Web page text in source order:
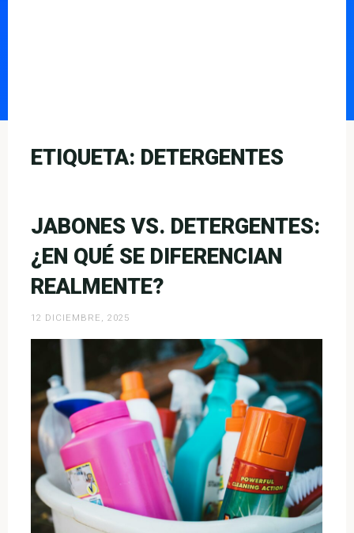
ETIQUETA: DETERGENTES
JABONES VS. DETERGENTES:
¿EN QUÉ SE DIFERENCIAN
REALMENTE?
12 DICIEMBRE, 2025